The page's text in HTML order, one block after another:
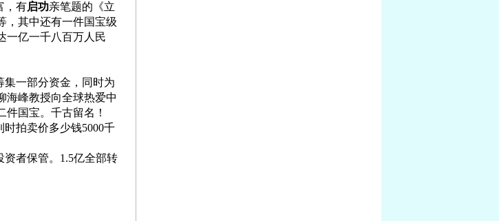
，有启功亲笔题的《立
，其中还有一件国宝级
一亿一千八百万人民
一部分资金，同时为
海峰教授向全球热爱中
国宝。千古留名！
时拍卖价多少钱5000千
者保管。 1.5亿全部转